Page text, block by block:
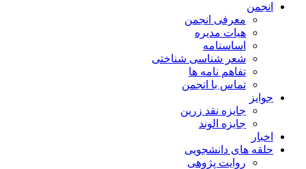
انجمن
معرفی انجمن
هیات مدیره
اساسنامه
شعر شناسی شناختی
تفاهم نامه ها
تماس با انجمن
جوایز
جایزه نقد زرین
جایزه الوند
اخبار
حلقه های دانشجویی
روایت پژوهی